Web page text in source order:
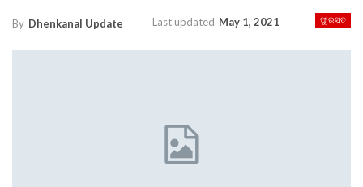
ଫୁରସତ
By Dhenkanal Update Last updated May 1, 2021